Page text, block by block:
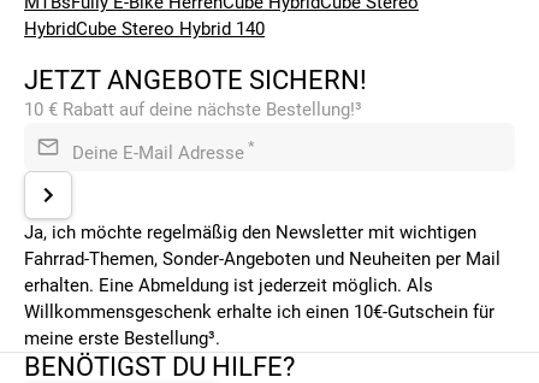
HybridCube Stereo Hybrid 140
JETZT ANGEBOTE SICHERN!
10 € Rabatt auf deine nächste Bestellung!³
Deine E-Mail Adresse *
Ja, ich möchte regelmäßig den Newsletter mit wichtigen
Fahrrad-Themen, Sonder-Angeboten und Neuheiten per Mail
erhalten. Eine Abmeldung ist jederzeit möglich. Als
Willkommensgeschenk erhalte ich einen 10€-Gutschein für
meine erste Bestellung³.
BENÖTIGST DU HILFE?